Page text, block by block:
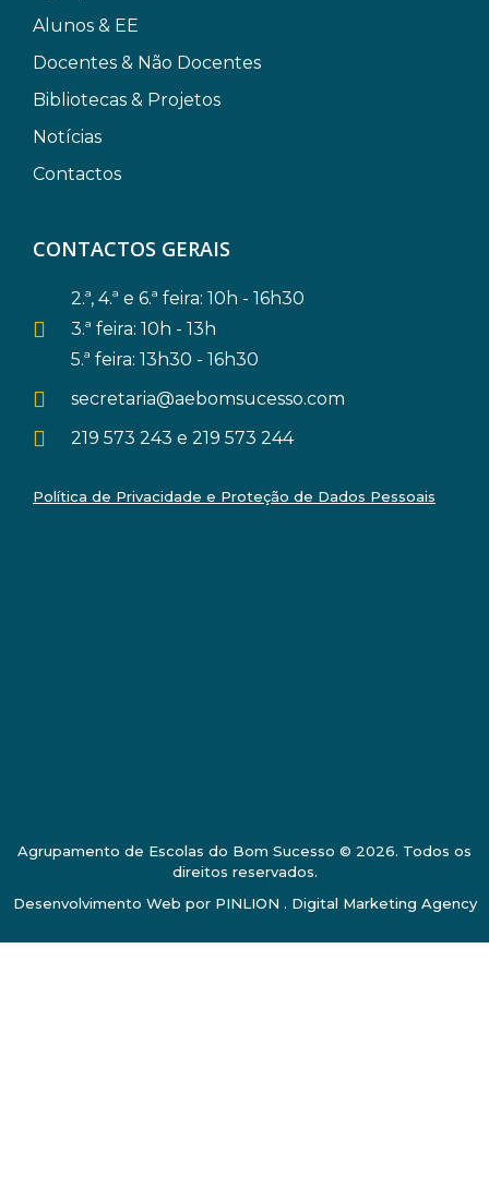
Alunos & EE
Docentes & Não Docentes
Bibliotecas & Projetos
Notícias
Contactos
CONTACTOS GERAIS
2.ª, 4.ª e 6.ª feira: 10h - 16h30
3.ª feira: 10h - 13h
5.ª feira: 13h30 - 16h30
secretaria@aebomsucesso.com
219 573 243 e 219 573 244
Política de Privacidade e Proteção de Dados Pessoais
Agrupamento de Escolas do Bom Sucesso © 2026. Todos os
direitos reservados.
Desenvolvimento Web por PINLION . Digital Marketing Agency